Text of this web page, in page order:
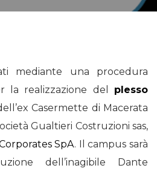
mediante una procedura
la realizzazione del plesso
Casermette di Macerata
Gualtieri Costruzioni sas,
SpA. Il campus sarà
dell’inagibile Dante